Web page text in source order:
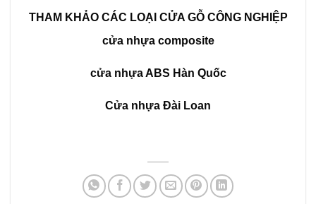
THAM KHẢO CÁC LOẠI CỬA GỖ CÔNG NGHIỆP
cửa nhựa composite
cửa nhựa ABS Hàn Quốc
Cửa nhựa Đài Loan